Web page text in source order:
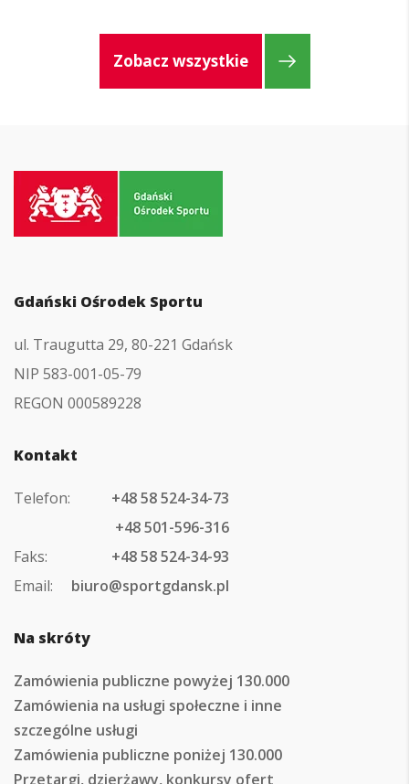
Zobacz wszystkie
strony
Gdański Ośrodek Sportu
ul. Traugutta 29, 80-221 Gdańsk
NIP 583-001-05-79
REGON 000589228
Kontakt
Telefon:
+48 58 524-34-73
+48 501-596-316
Faks:
+48 58 524-34-93
Email:
biuro@sportgdansk.pl
Na skróty
Zamówienia publiczne powyżej 130.000
Zamówienia na usługi społeczne i inne
szczególne usługi
Zamówienia publiczne poniżej 130.000
Przetargi, dzierżawy, konkursy ofert